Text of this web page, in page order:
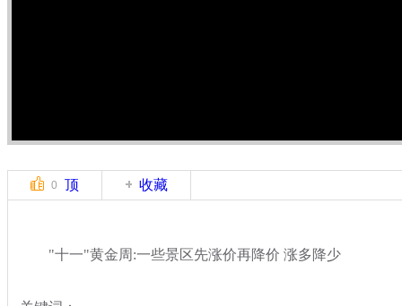
0 顶 收藏
"十一"黄金周:一些景区先涨价再降价 涨多降少